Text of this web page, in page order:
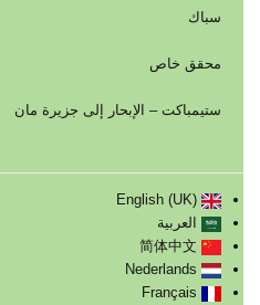
سباك
محقق خاص
ستيمباكت – الإبحار إلى جزيرة مان
English (UK)
العربية
简体中文
Nederlands
Français